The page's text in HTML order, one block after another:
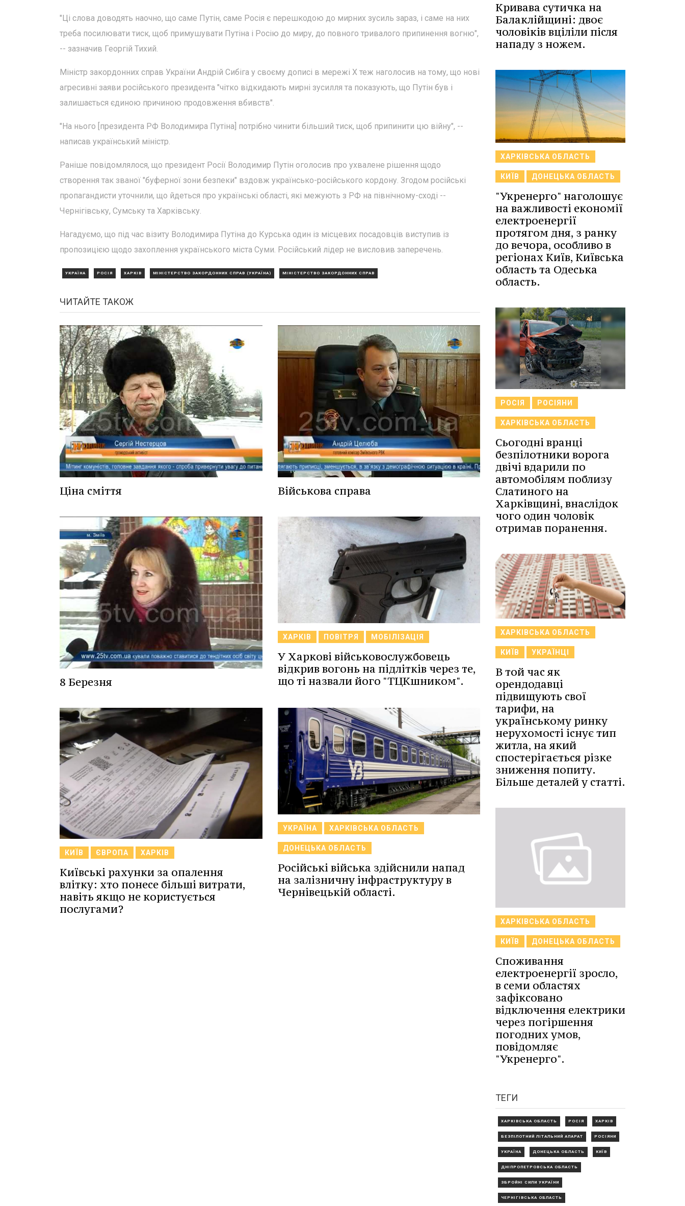
"Ці слова доводять наочно, що саме Путін, саме Росія є перешкодою до мирних зусиль зараз, і саме на них
треба посилювати тиск, щоб примушувати Путіна і Росію до миру, до повного тривалого припинення вогню",
-- зазначив Георгій Тихий.
Міністр закордонних справ України Андрій Сибіга у своєму дописі в мережі Х теж наголосив на тому, що нові
агресивні заяви російського президента "чітко відкидають мирні зусилля та показують, що Путін був і
залишається єдиною причиною продовження вбивств".
"На нього [президента РФ Володимира Путіна] потрібно чинити більший тиск, щоб припинити цю війну", --
написав український міністр.
Раніше повідомлялося, що президент Росії Володимир Путін оголосив про ухвалене рішення щодо
створення так званої "буферної зони безпеки" вздовж українсько-російського кордону. Згодом російські
пропагандисти уточнили, що йдеться про українські області, які межують з РФ на північному-сході --
Чернігівську, Сумську та Харківську.
Нагадуємо, що під час візиту Володимира Путіна до Курська один із місцевих посадовців виступив із
пропозицією щодо захоплення українського міста Суми. Російський лідер не висловив заперечень.
УКРАЇНА РОСІЯ ХАРКІВ МІНІСТЕРСТВО ЗАКОРДОННИХ СПРАВ (УКРАЇНА) МІНІСТЕРСТВО ЗАКОРДОННИХ СПРАВ
ЧИТАЙТЕ ТАКОЖ
Ціна сміття Військова справа
8 Березня
ХАРКІВ ПОВІТРЯ МОБІЛІЗАЦІЯ
У Харкові військовослужбовець
відкрив вогонь на підлітків через те,
що ті назвали його "ТЦКшником".
КИЇВ ЄВРОПА ХАРКІВ
Київські рахунки за опалення
влітку: хто понесе більші витрати,
навіть якщо не користується
послугами?
УКРАЇНА ХАРКІВСЬКА ОБЛАСТЬ
ДОНЕЦЬКА ОБЛАСТЬ
Російські війська здійснили напад
на залізничну інфраструктуру в
Чернівецькій області.
Кривава сутичка на
Балаклійщині: двоє
чоловіків вціліли після
нападу з ножем.
ХАРКІВСЬКА ОБЛАСТЬ
КИЇВ ДОНЕЦЬКА ОБЛАСТЬ
"Укренерго" наголошує
на важливості економії
електроенергії
протягом дня, з ранку
до вечора, особливо в
регіонах Київ, Київська
область та Одеська
область.
РОСІЯ РОСІЯНИ
ХАРКІВСЬКА ОБЛАСТЬ
Сьогодні вранці
безпілотники ворога
двічі вдарили по
автомобілям поблизу
Слатиного на
Харківщині, внаслідок
чого один чоловік
отримав поранення.
ХАРКІВСЬКА ОБЛАСТЬ
КИЇВ УКРАЇНЦІ
В той час як
орендодавці
підвищують свої
тарифи, на
українському ринку
нерухомості існує тип
житла, на який
спостерігається різке
зниження попиту.
Більше деталей у статті.
ХАРКІВСЬКА ОБЛАСТЬ
КИЇВ ДОНЕЦЬКА ОБЛАСТЬ
Споживання
електроенергії зросло,
в семи областях
зафіксовано
відключення електрики
через погіршення
погодних умов,
повідомляє
"Укренерго".
ТЕГИ
ХАРКІВСЬКА ОБЛАСТЬ РОСІЯ ХАРКІВ
БЕЗПІЛОТНИЙ ЛІТАЛЬНИЙ АПАРАТ РОСІЯНИ
УКРАЇНА ДОНЕЦЬКА ОБЛАСТЬ КИЇВ
ДНІПРОПЕТРОВСЬКА ОБЛАСТЬ
ЗБРОЙНІ СИЛИ УКРАЇНИ
ЧЕРНІГІВСЬКА ОБЛАСТЬ